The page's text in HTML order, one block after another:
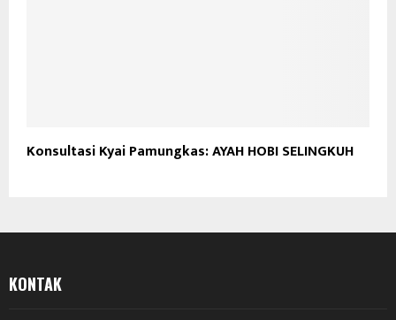
Konsultasi Kyai Pamungkas: AYAH HOBI SELINGKUH
KONTAK